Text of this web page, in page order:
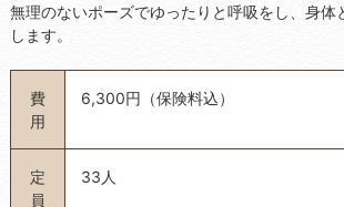
無理のないポーズでゆったりと呼吸をし、身体
します。
費
用
6,300円（保険料込）
定
員
33人